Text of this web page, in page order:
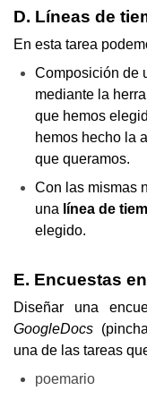
D. Líneas de
En esta tarea
Composición de
mediante la
que hemos
hemos hecho la
que queramos.
Con las mismas
una línea de
elegido.
E. Encuestas
GoogleDocs
una de las tareas
poemario